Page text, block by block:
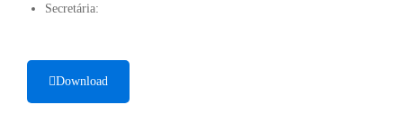
Secretária:
Download